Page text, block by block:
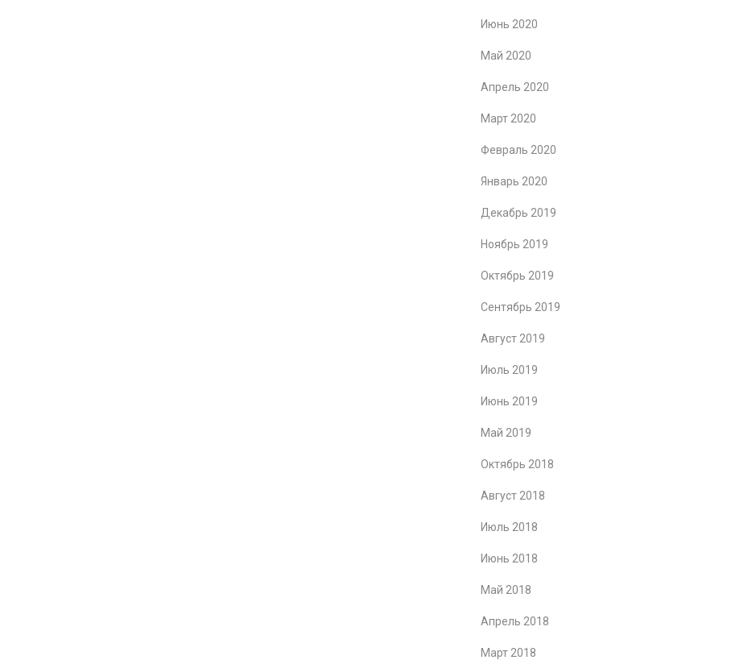
Июнь 2020
Май 2020
Апрель 2020
Март 2020
Февраль 2020
Январь 2020
Декабрь 2019
Ноябрь 2019
Октябрь 2019
Сентябрь 2019
Август 2019
Июль 2019
Июнь 2019
Май 2019
Октябрь 2018
Август 2018
Июль 2018
Июнь 2018
Май 2018
Апрель 2018
Март 2018